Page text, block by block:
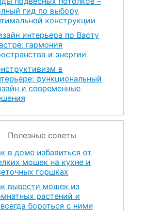
гид по выбору
конструкции
интерьера по Васту
гармония
и энергии
в
функциональный
и современные
Полезные советы
в доме избавиться от
мошек на кухне и
горшках
вывести мошек из
растений и
бороться с ними